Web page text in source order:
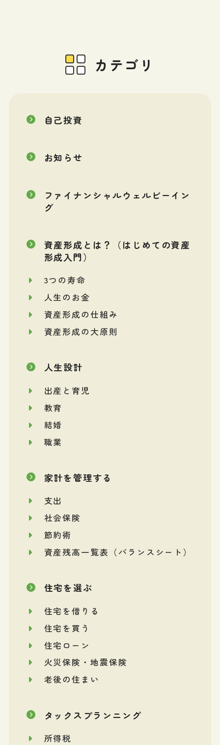
カテゴリ
自己投資
お知らせ
ファイナンシャルウェルビーイン
グ
資産形成とは？（はじめての資産
形成入門）
3つの寿命
人生のお金
資産形成の仕組み
資産形成の大原則
人生設計
出産と育児
教育
結婚
職業
家計を管理する
支出
社会保険
節約術
資産残高一覧表（バランスシート）
住宅を選ぶ
住宅を借りる
住宅を買う
住宅ローン
火災保険・地震保険
老後の住まい
タックスプランニング
所得税